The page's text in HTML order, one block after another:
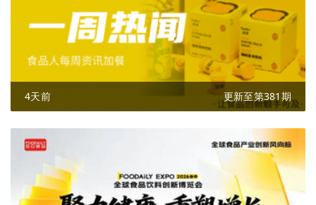
4天前 更新至第381期